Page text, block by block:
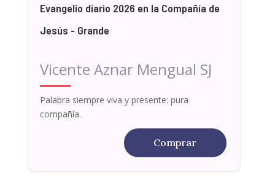
Evangelio diario 2026 en la Compañía de
Jesús - Grande
Vicente Aznar Mengual SJ
Palabra siempre viva y presente: pura
compañía.
Comprar